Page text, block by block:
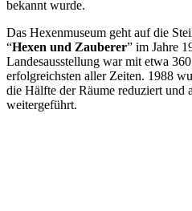
bekannt wurde.
Das Hexenmuseum geht auf die
“Hexen und Zauberer” im Jahre
Landesausstellung war mit etwa
erfolgreichsten aller Zeiten. 1988
die Hälfte der Räume reduziert und
weitergeführt.